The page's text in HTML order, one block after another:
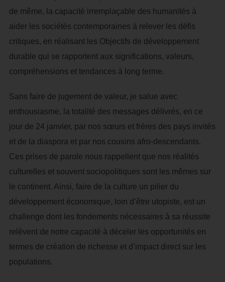
de même, la capacité irremplaçable des humanités à
aider les sociétés contemporaines à relever les défis
critiques, en réalisant les Objectifs de développement
durable qui se rapportent aux significations, valeurs,
compréhensions et tendances à long terme.
Sans faire de jugement de valeur, je salue avec
enthousiasme, la totalité des messages délivrés, en ce
jour de 24 janvier, par nos sœurs et frères des pays invités
et de la diaspora et par nos cousins afro-descendants.
Ces prises de parole nous rappellent que nos réalités
culturelles et souvent sociopolitiques sont les mêmes sur
le continent. Ainsi, faire de la culture un pilier du
développement économique, loin d’être utopiste, est un
challenge dont les fondements nécessaires à sa réussite
relèvent de notre capacité à déceler les opportunités en
termes de création de richesse et d’impact direct sur les
populations.